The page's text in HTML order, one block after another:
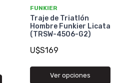
FUNKIER
Traje de Triatlón
Hombre Funkier Licata
(TRSW-4506-G2)
U$S169
Ver opciones